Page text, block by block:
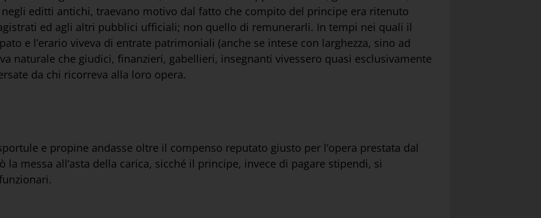
editti antichi, traevano motivo dal fatto che compito del principe era ritenuto
ed agli altri pubblici ufficiali; non quello di remunerarli. In tempi nei quali il
e l’erario viveva di entrate patrimoniali (anche se intese con larghezza, sino ad
naturale che giudici, finanzieri, gabellieri, insegnanti vivessero quasi esclusivamente
da chi ricorreva alla loro opera.
e propine andasse oltre il compenso reputato giusto per l’opera prestata dal
messa all’asta della carica, sicché il principe, invece di pagare stipendi, si